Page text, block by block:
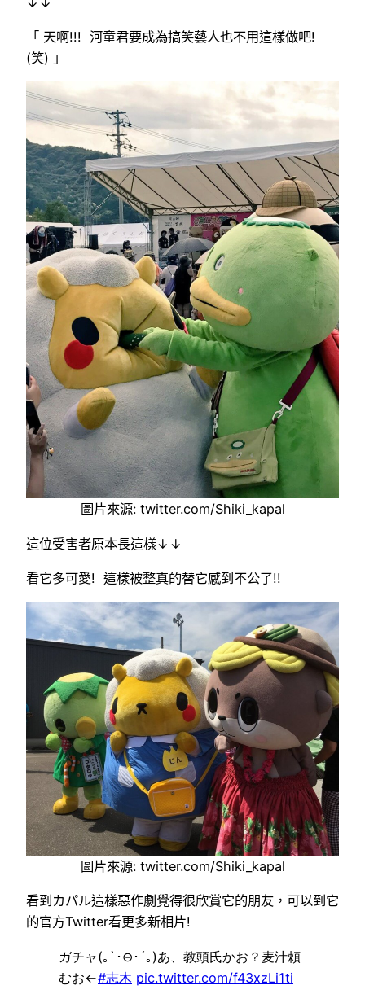
「 天啊!!! 河童君要成為搞笑藝人也不用這樣做吧!
(笑) 」
圖片來源: twitter.com/Shiki_kapal
這位受害者原本長這樣↓↓
看它多可愛! 這樣被整真的替它感到不公了!!
圖片來源: twitter.com/Shiki_kapal
看到カパル這樣惡作劇覺得很欣賞它的朋友，可以到它
的官方Twitter看更多新相片!
ガチャ(｡`･⊝･´｡)あ、教頭氏かお？麦汁頼
むお←#志木 pic.twitter.com/f43xzLi1ti